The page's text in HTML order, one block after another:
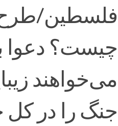
فلسطین/طرح
چیست؟ دعوا
می‌خواهند
جنگ را در کل